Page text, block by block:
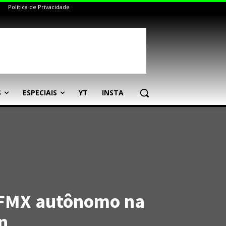
Política de Privacidade
ESPECIAIS YT INSTA
autônomo na